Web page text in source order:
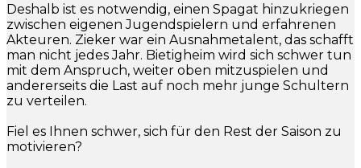
Deshalb ist es notwendig, einen Spagat hinzukriegen
zwischen eigenen Jugendspielern und erfahrenen
Akteuren. Zieker war ein Ausnahmetalent, das schafft
man nicht jedes Jahr. Bietigheim wird sich schwer tun
mit dem Anspruch, weiter oben mitzuspielen und
andererseits die Last auf noch mehr junge Schultern
zu verteilen.
Fiel es Ihnen schwer, sich für den Rest der Saison zu
motivieren?